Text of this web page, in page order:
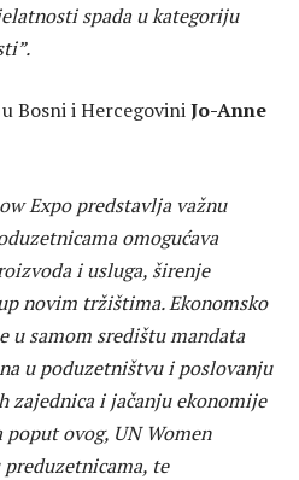
spada u kategoriju
Bosni i HercegoviniJo-Anne
Expo predstavlja važnu
omogućava
i usluga, širenje
novim tržištima. Ekonomsko
u samom središtu mandata
u poduzetništvu i poslovanju
zajednica i jačanju ekonomije
ovog, UN Women
te